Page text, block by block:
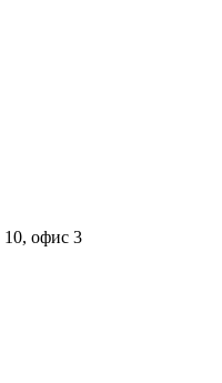
10, офис 3